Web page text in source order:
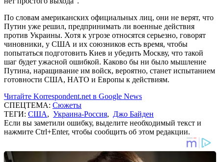
По словам американских официальных лиц, они не верят, что
Путин уже решил, предпринимать ли военные действия
против Украины. Хотя к угрозе относятся серьезно, говорят
чиновники, у США и их союзников есть время, чтобы
попытаться подготовить Киев и убедить Москву, что такой
шаг будет ужасной ошибкой. Каково бы ни было мышление
Путина, наращивание им войск, вероятно, станет испытанием
готовности США, НАТО и Европы к действиям.
Читайте Korrespondent.net в Google News
СПЕЦТЕМА: Сюжеты
ТЕГИ: США, Украина-Россия, Джо Байден
Если вы заметили ошибку, выделите необходимый текст и
нажмите Ctrl+Enter, чтобы сообщить об этом редакции.